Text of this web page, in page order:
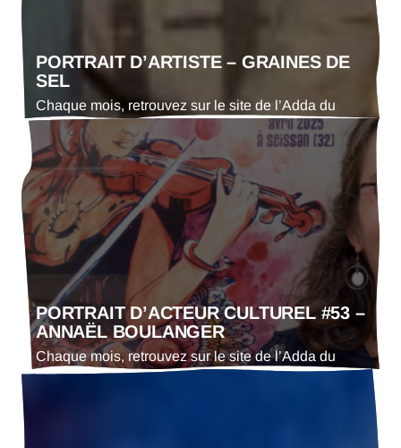
PORTRAIT D’ARTISTE – GRAINES DE
SEL
Chaque mois, retrouvez sur le site de l’Adda du
Gers le portrait d’un·e artiste. En ce mois d’avril
2025 : Graine de Sel, groupe de fusion populaire
PORTRAIT D’ACTEUR CULTUREL #53 –
ANNAËL BOULANGER
Chaque mois, retrouvez sur le site de l’Adda du
Gers le portrait d’un·e acteur·trice culturel·le. En ce